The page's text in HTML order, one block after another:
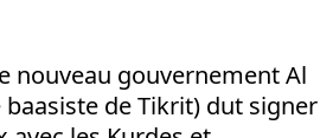
nouveau gouvernement Al
baasiste de Tikrit) dut signer